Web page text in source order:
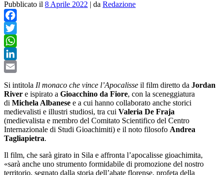
Pubblicato il 8 Aprile 2022 | da Redazione
Facebook
Twitter
WhatsApp
LinkedIn
Si intitola Il monaco che vince l’Apocalisse il film diretto da Jordan
River e ispirato a Gioacchino da Fiore, con la sceneggiatura
di Michela Albanese e a cui hanno collaborato anche storici
medievalisti e illustri studiosi, tra cui Valeria De Fraja
(medievalista e membro del Comitato Scientifico del Centro
Internazionale di Studi Gioachimiti) e il noto filosofo Andrea
Tagliapietra.
Il film, che sarà girato in Sila e affronta l’apocalisse gioachimita,
«sarà anche uno strumento formidabile di promozione del nostro
territorio, segnato dalla storia dell’abate florense, profeta della